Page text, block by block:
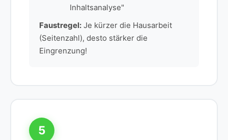
Inhaltsanalyse"
Faustregel: Je kürzer die Hausarbeit
(Seitenzahl), desto stärker die
Eingrenzung!
5